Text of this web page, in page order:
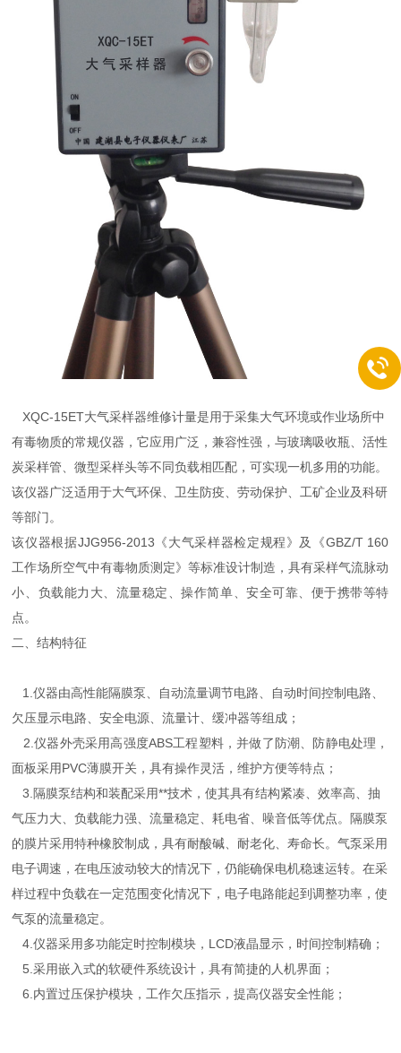
XQC-15ET大气采样器维修计量是用于采集大气环境或作业场所中
有毒物质的常规仪器，它应用广泛，兼容性强，与玻璃吸收瓶、活性
炭采样管、微型采样头等不同负载相匹配，可实现一机多用的功能。
该仪器广泛适用于大气环保、卫生防疫、劳动保护、工矿企业及科研
等部门。
该仪器根据JJG956-2013《大气采样器检定规程》及《GBZ/T 160
工作场所空气中有毒物质测定》等标准设计制造，具有采样气流脉动
小、负载能力大、流量稳定、操作简单、安全可靠、便于携带等特
点。
二、结构特征
1.仪器由高性能隔膜泵、自动流量调节电路、自动时间控制电路、
欠压显示电路、安全电源、流量计、缓冲器等组成；
2.仪器外壳采用高强度ABS工程塑料，并做了防潮、防静电处理，
面板采用PVC薄膜开关，具有操作灵活，维护方便等特点；
3.隔膜泵结构和装配采用**技术，使其具有结构紧凑、效率高、抽
气压力大、负载能力强、流量稳定、耗电省、噪音低等优点。隔膜泵
的膜片采用特种橡胶制成，具有耐酸碱、耐老化、寿命长。气泵采用
电子调速，在电压波动较大的情况下，仍能确保电机稳速运转。在采
样过程中负载在一定范围变化情况下，电子电路能起到调整功率，使
气泵的流量稳定。
4.仪器采用多功能定时控制模块，LCD液晶显示，时间控制精确；
5.采用嵌入式的软硬件系统设计，具有简捷的人机界面；
6.内置过压保护模块，工作欠压指示，提高仪器安全性能；